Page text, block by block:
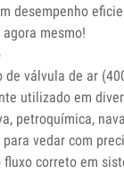
desempenho
mesmo!
de válvula de ar
utilizado em
petroquímica,
vedar com
correto em